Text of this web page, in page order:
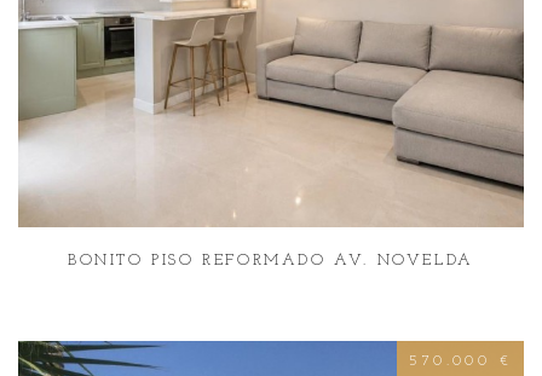
BONITO PISO REFORMADO AV. NOVELDA
570.000 €